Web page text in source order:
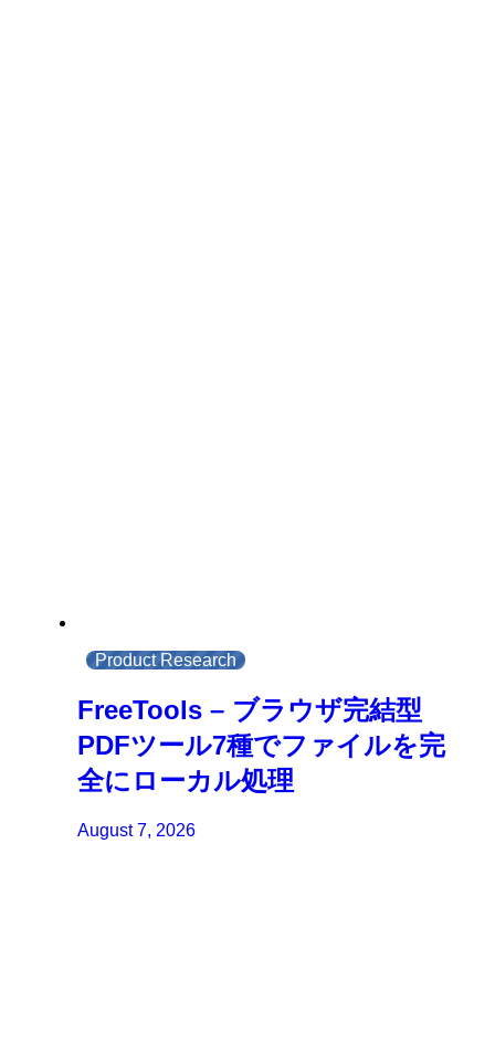
Product Research
FreeTools – ブラウザ完結型
PDFツール7種でファイルを完
全にローカル処理
August 7, 2026